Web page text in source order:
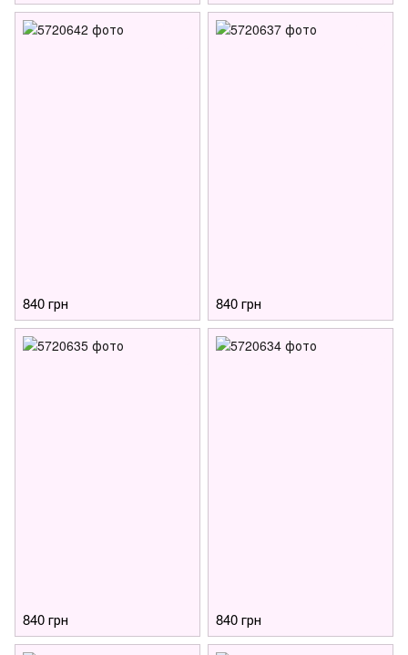
840 грн 840 грн
840 грн 840 грн